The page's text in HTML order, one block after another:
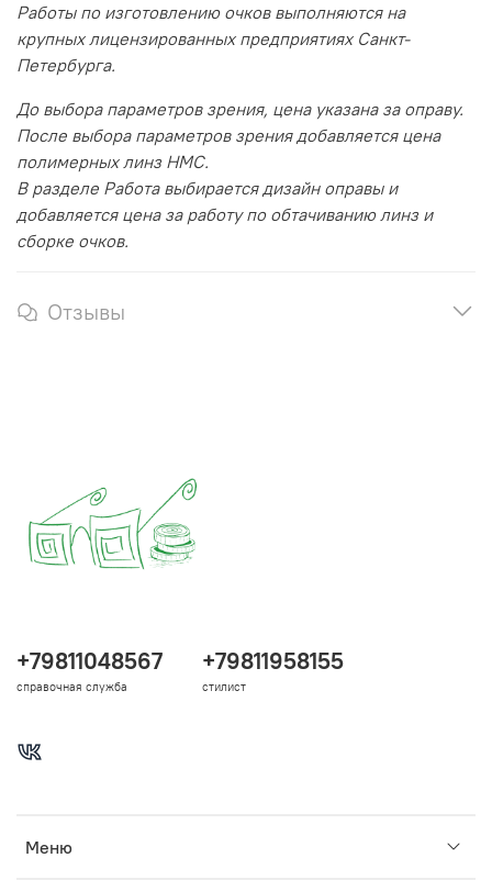
Работы по изготовлению очков выполняются на
крупных лицензированных предприятиях Санкт-
Петербурга.
До выбора параметров зрения, цена указана за оправу.
После выбора параметров зрения добавляется цена
полимерных линз HMC.
В разделе Работа выбирается дизайн оправы и
добавляется цена за работу по обтачиванию линз и
сборке очков.
Отзывы
Меню
+79811048567
справочная служба
+79811958155
стилист